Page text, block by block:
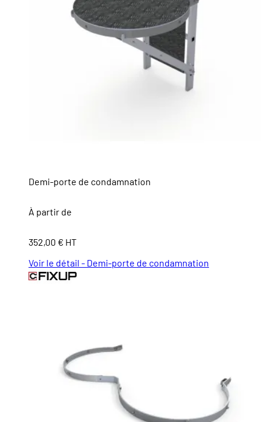
Demi-porte de condamnation
À partir de
352,00 € HT
Voir le détail - Demi-porte de condamnation